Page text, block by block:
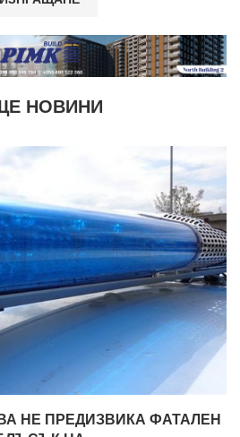
НОВИНИ
НЕ ПРЕДИЗВИКА ФАТАЛЕН